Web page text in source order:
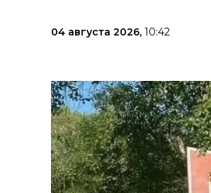
04 августа 2026, 10:42